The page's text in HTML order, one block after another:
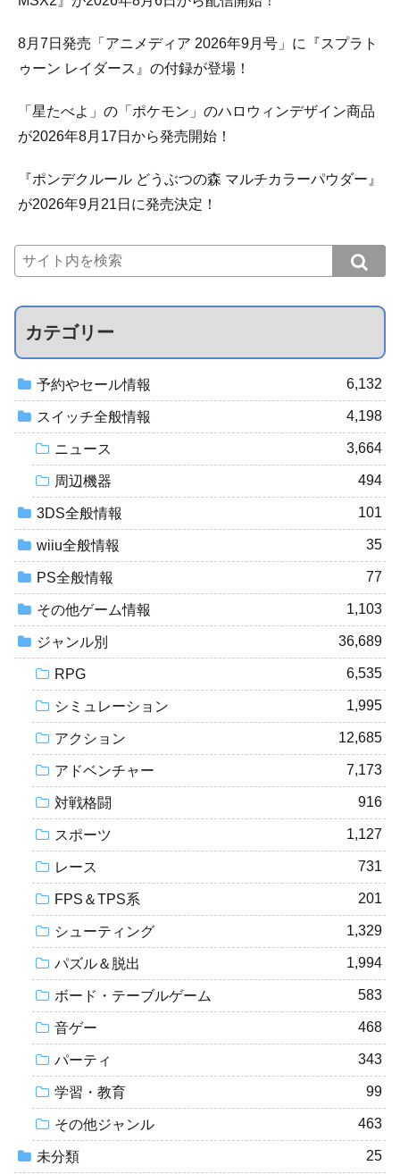
8月7日発売「アニメディア 2026年9月号」に『スプラト
ゥーン レイダース』の付録が登場！
「星たべよ」の「ポケモン」のハロウィンデザイン商品
が2026年8月17日から発売開始！
『ポンデクルール どうぶつの森 マルチカラーパウダー』
が2026年9月21日に発売決定！
カテゴリー
予約やセール情報 6,132
スイッチ全般情報 4,198
ニュース 3,664
周辺機器 494
3DS全般情報 101
wiiu全般情報 35
PS全般情報 77
その他ゲーム情報 1,103
ジャンル別 36,689
RPG 6,535
シミュレーション 1,995
アクション 12,685
アドベンチャー 7,173
対戦格闘 916
スポーツ 1,127
レース 731
FPS＆TPS系 201
シューティング 1,329
パズル＆脱出 1,994
ボード・テーブルゲーム 583
音ゲー 468
パーティ 343
学習・教育 99
その他ジャンル 463
未分類 25